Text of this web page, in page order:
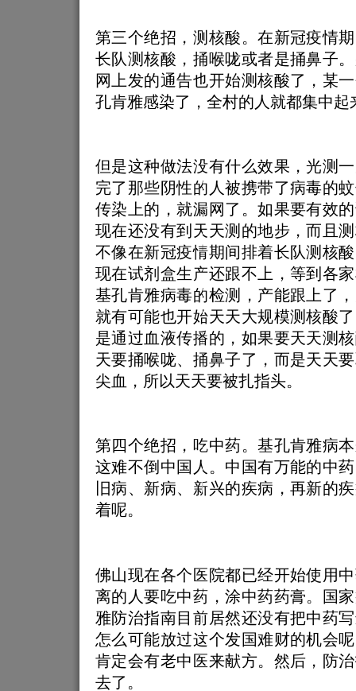
第三个绝招，测核酸。在新冠疫情
长队测核酸，捅喉咙或者是捅鼻子
网上发的通告也开始测核酸了，某
孔肯雅感染了，全村的人就都集中起
但是这种做法没有什么效果，光测
完了那些阴性的人被携带了病毒的
传染上的，就漏网了。如果要有效
现在还没有到天天测的地步，而且
不像在新冠疫情期间排着长队测核
现在试剂盒生产还跟不上，等到各
基孔肯雅病毒的检测，产能跟上了
就有可能也开始天天大规模测核酸
是通过血液传播的，如果要天天测
天要捅喉咙、捅鼻子了，而是天天
尖血，所以天天要被扎指头。
第四个绝招，吃中药。基孔肯雅病
这难不倒中国人。中国有万能的中
旧病、新病、新兴的疾病，再新的
着呢。
佛山现在各个医院都已经开始使用
离的人要吃中药，涂中药药膏。国
雅防治指南目前居然还没有把中药
怎么可能放过这个发国难财的机会
肯定会有老中医来献方。然后，防
去了。